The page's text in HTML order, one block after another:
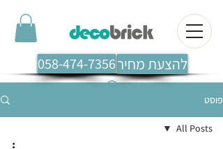
להצעת מחיר058-474-7356
פוסט
All Posts